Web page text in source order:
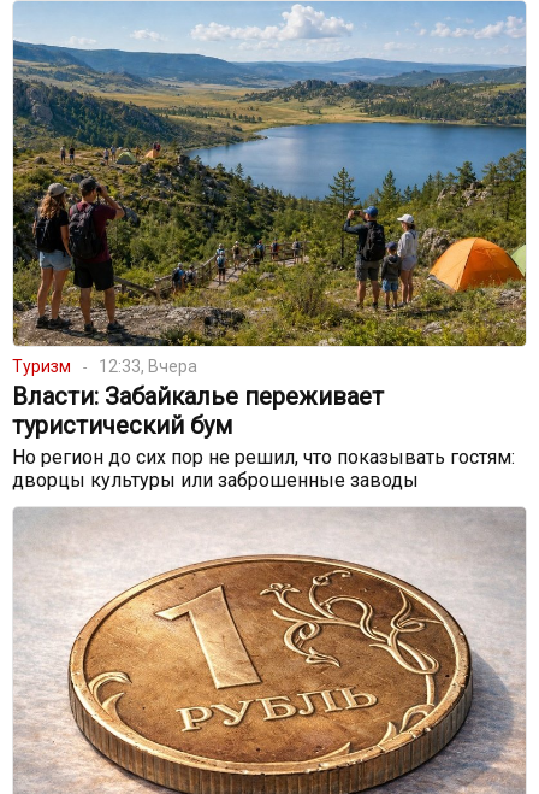
Туризм 12:33, Вчера
Власти: Забайкалье переживает
туристический бум
Но регион до сих пор не решил, что показывать гостям:
дворцы культуры или заброшенные заводы